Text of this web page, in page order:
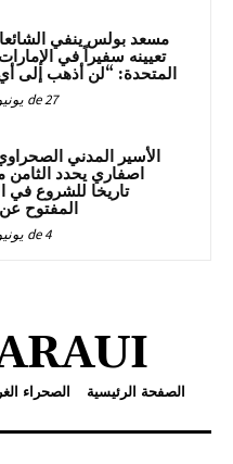
مسعد بولس ينفي
تعيينه سفيراً في
المتحدة: “لن أذهب إلى
27 de يونيو de 2026
الأسير المدني
اصفاري يحدد الثامن
تاريخا للشروع في
المفتوح
4 de يونيو de 2026
الصفحة الرئيسية الصحراء